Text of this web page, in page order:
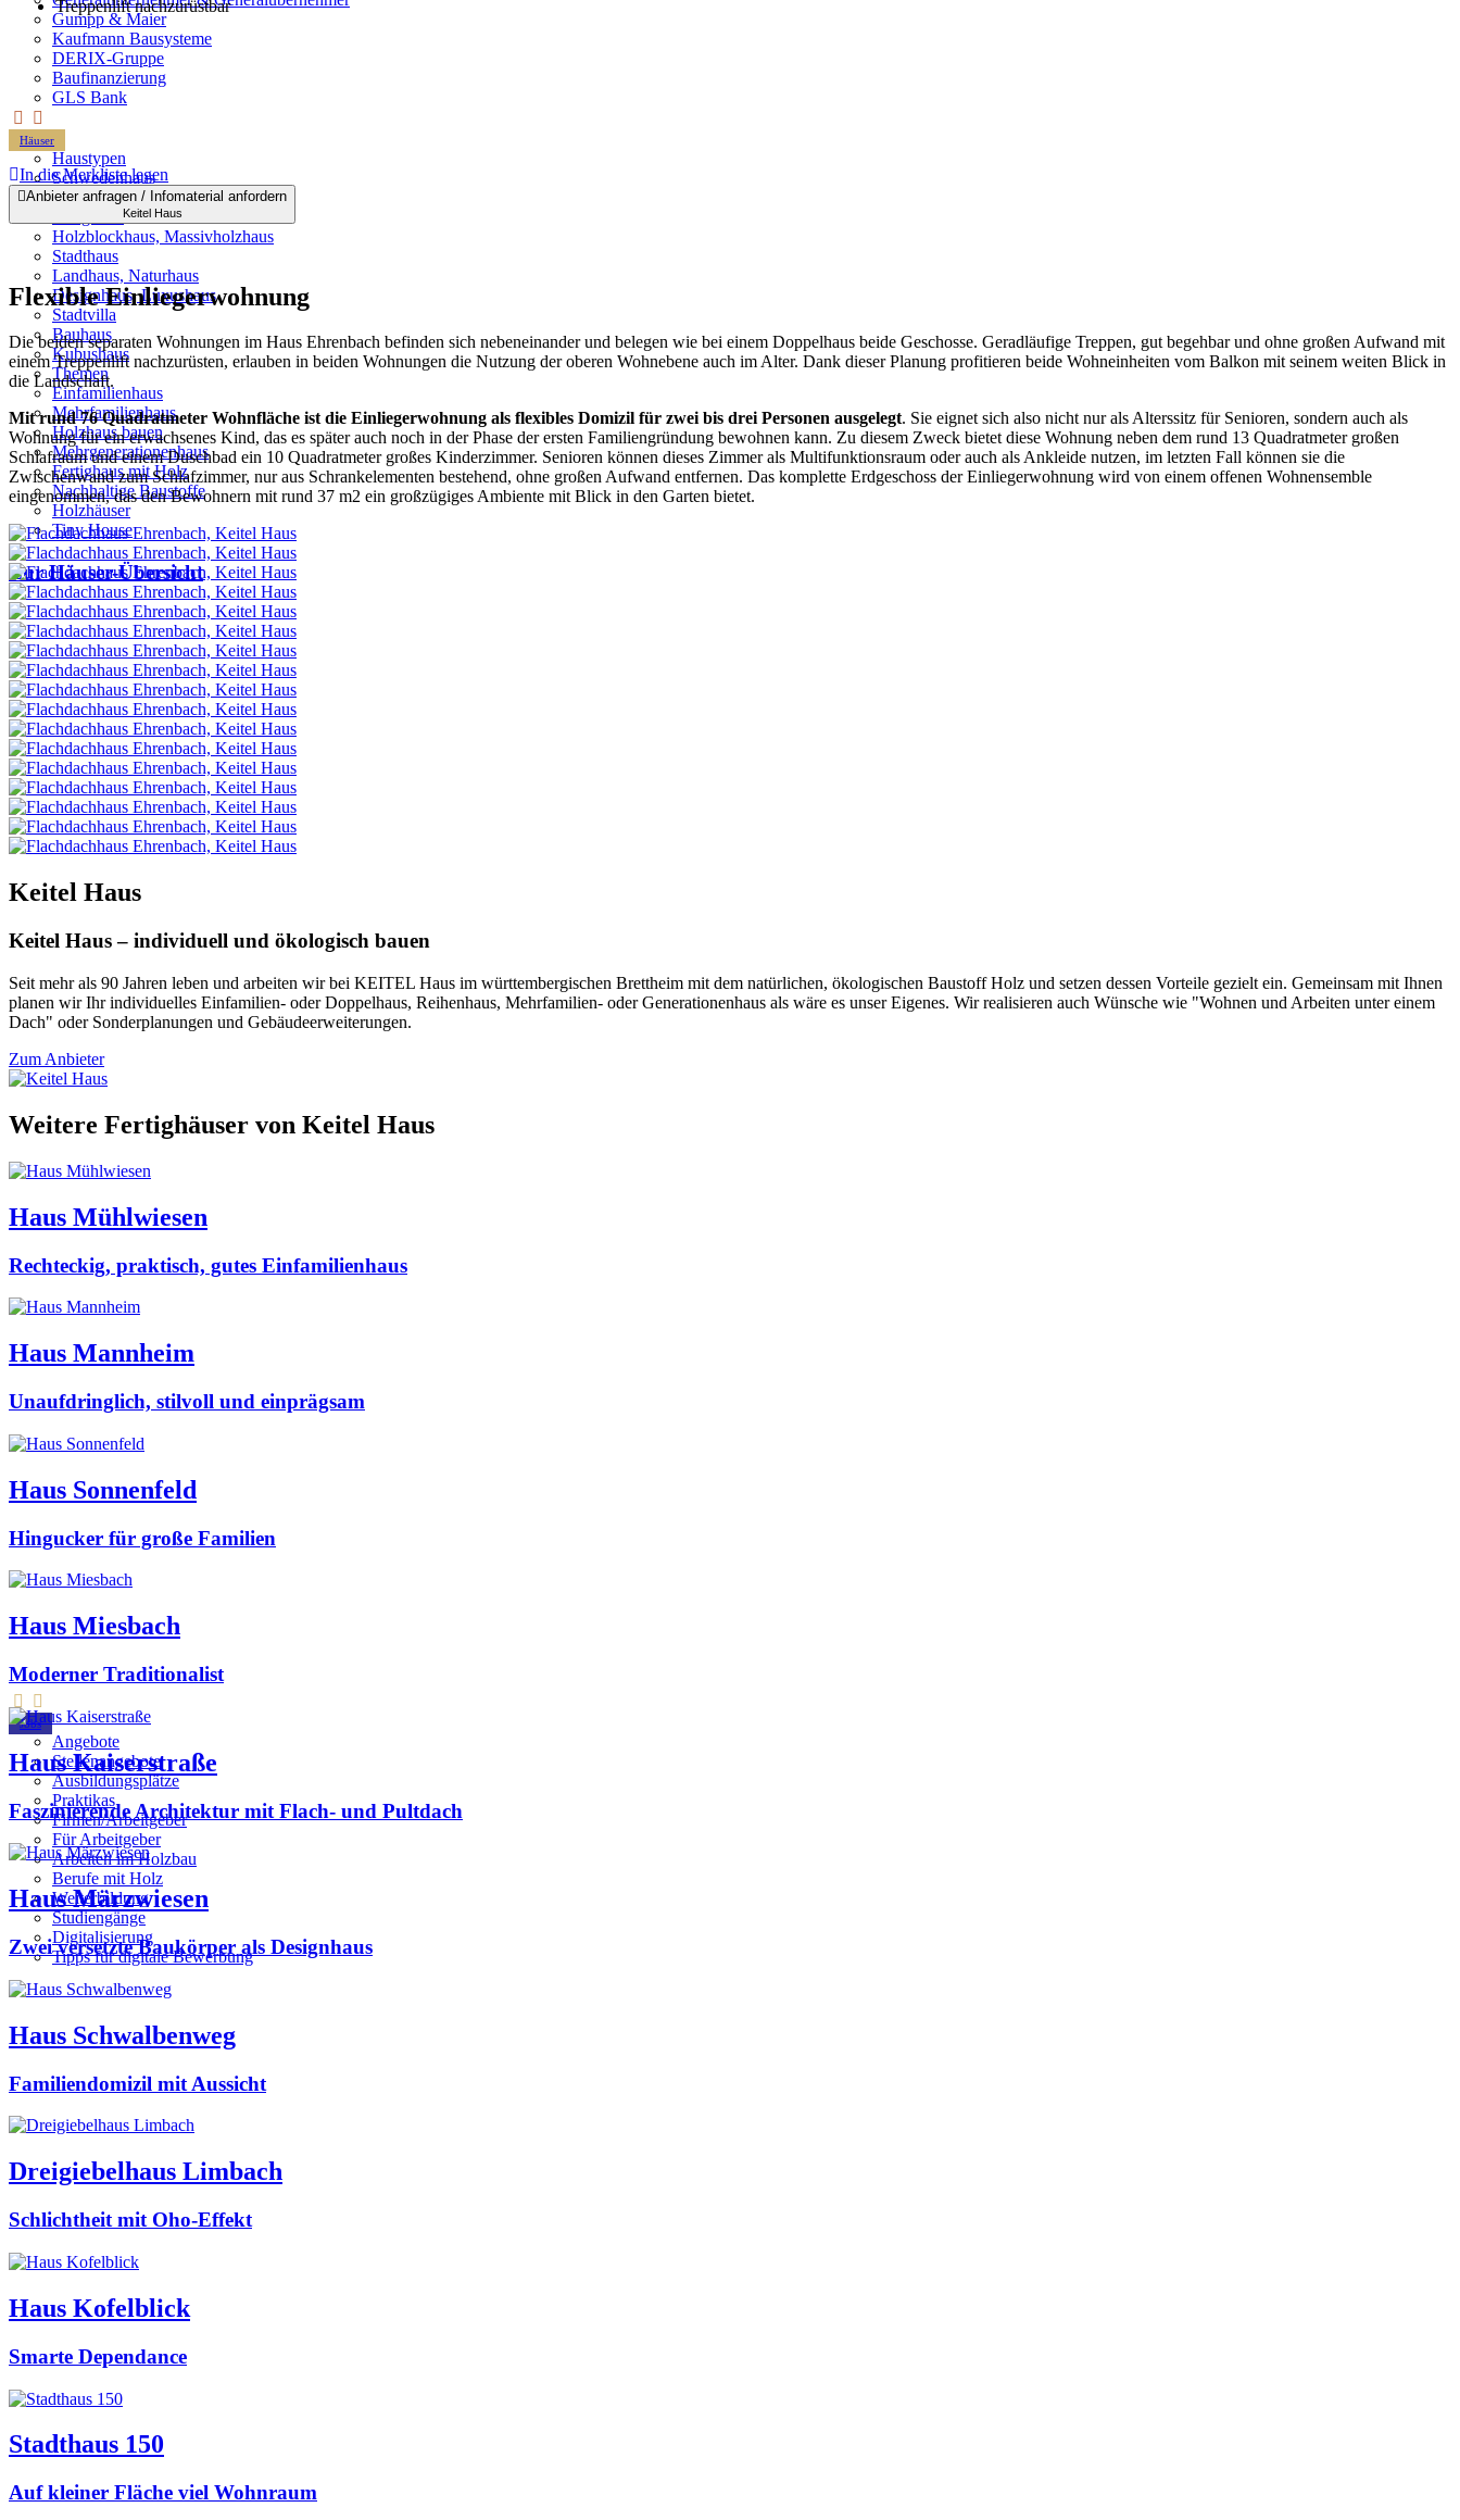
Gumpp & Maier
Kaufmann Bausysteme
DERIX-Gruppe
Baufinanzierung
GLS Bank
Häuser
Haustypen
Schwedenhaus
Architektenhaus
Holzblockhaus, Massivholzhaus
Stadthaus
Landhaus, Naturhaus
Designhaus, Luxushaus
Stadtvilla
Bauhaus
Kubushaus
Themen
Einfamilienhaus
Mehrfamilienhaus
Holzhaus bauen
Mehrgenerationenhaus
Fertighaus mit Holz
Nachhaltige Baustoffe
Holzhäuser
Tiny House
Zur Häuser-Übersicht
Jobs
Angebote
Stellenangebote
Ausbildungsplätze
Praktikas
Firmen/Arbeitgeber
Für Arbeitgeber
Arbeiten im Holzbau
Berufe mit Holz
Weiterbildung
Studiengänge
Digitalisierung
Tipps für digitale Bewerbung
Treppenlift nachzurüstbar
In die Merkliste legen
Anbieter anfragen / Infomaterial anfordern
Keitel Haus
Flexible Einliegerwohnung
Die beiden separaten Wohnungen im Haus Ehrenbach befinden sich nebeneinander und belegen wie bei einem Doppelhaus beide Geschosse. Geradläufige Treppen, gut begehbar und ohne großen Aufwand mit
einem Treppenlift nachzurüsten, erlauben in beiden Wohnungen die Nutzung der oberen Wohnebene auch im Alter. Dank dieser Planung profitieren beide Wohneinheiten vom Balkon mit seinem weiten Blick in
die Landschaft.
Mit rund 76 Quadratmeter Wohnfläche ist die Einliegerwohnung als flexibles Domizil für zwei bis drei Personen ausgelegt. Sie eignet sich also nicht nur als Alterssitz für Senioren, sondern auch als
Wohnung für ein erwachsenes Kind, das es später auch noch in der Phase der ersten Familiengründung bewohnen kann. Zu diesem Zweck bietet diese Wohnung neben dem rund 13 Quadratmeter großen
Schlafraum und einem Duschbad ein 10 Quadratmeter großes Kinderzimmer. Senioren können dieses Zimmer als Multifunktionsraum oder auch als Ankleide nutzen, im letzten Fall können sie die
Zwischenwand zum Schlafzimmer, nur aus Schrankelementen bestehend, ohne großen Aufwand entfernen. Das komplette Erdgeschoss der Einliegerwohnung wird von einem offenen Wohnensemble
eingenommen, das den Bewohnern mit rund 37 m2 ein großzügiges Ambiente mit Blick in den Garten bietet.
Keitel Haus
Keitel Haus – individuell und ökologisch bauen
Seit mehr als 90 Jahren leben und arbeiten wir bei KEITEL Haus im württembergischen Brettheim mit dem natürlichen, ökologischen Baustoff Holz und setzen dessen Vorteile gezielt ein. Gemeinsam mit Ihnen
planen wir Ihr individuelles Einfamilien- oder Doppelhaus, Reihenhaus, Mehrfamilien- oder Generationenhaus als wäre es unser Eigenes. Wir realisieren auch Wünsche wie "Wohnen und Arbeiten unter einem
Dach" oder Sonderplanungen und Gebäudeerweiterungen.
Zum Anbieter
Weitere Fertighäuser von Keitel Haus
Haus Mühlwiesen
Rechteckig, praktisch, gutes Einfamilienhaus
Haus Mannheim
Unaufdringlich, stilvoll und einprägsam
Haus Sonnenfeld
Hingucker für große Familien
Haus Miesbach
Moderner Traditionalist
Haus Kaiserstraße
Faszinierende Architektur mit Flach- und Pultdach
Haus Märzwiesen
Zwei versetzte Baukörper als Designhaus
Haus Schwalbenweg
Familiendomizil mit Aussicht
Dreigiebelhaus Limbach
Schlichtheit mit Oho-Effekt
Haus Kofelblick
Smarte Dependance
Stadthaus 150
Auf kleiner Fläche viel Wohnraum